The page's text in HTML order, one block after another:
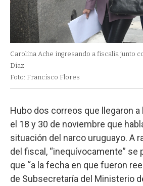
Carolina Ache ingresando a fiscalía junto
Díaz
Foto: Francisco Flores
Hubo dos correos que llegaron a
el 18 y 30 de noviembre que
situación del narco uruguayo. A
del fiscal, “inequívocamente”
que “a la fecha en que fueron
de Subsecretaría del Ministerio